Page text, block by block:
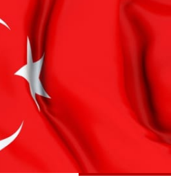
إقتصاد
كأس العالم
البرامج
شاهد البرامج